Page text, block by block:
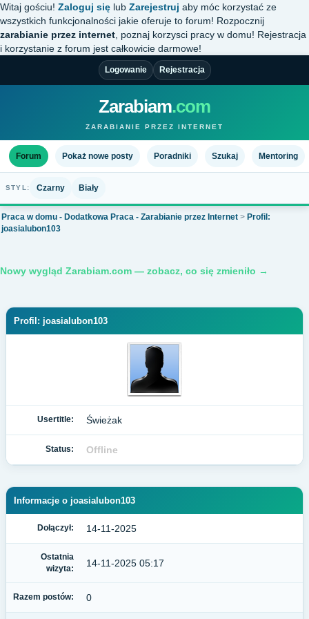
Witaj gościu! Zaloguj się lub Zarejestruj aby móc korzystać ze
wszystkich funkcjonalności jakie oferuje to forum! Rozpocznij
zarabianie przez internet , poznaj korzysci pracy w domu! Rejestracja
i korzystanie z forum jest całkowicie darmowe!
Logowanie Rejestracja
Zarabiam.com
ZARABIANIE PRZEZ INTERNET
Forum Pokaż nowe posty Poradniki Szukaj Mentoring
STYL: Czarny Biały
Praca w domu - Dodatkowa Praca - Zarabianie przez Internet > Profil:
joasialubon103
Nowy wygląd Zarabiam.com — zobacz, co się zmieniło →
Profil: joasialubon103
Usertitle: Świeżak
Status: Offline
Informacje o joasialubon103
Dołączył: 14-11-2025
Ostatnia
wizyta:
14-11-2025 05:17
Razem postów: 0